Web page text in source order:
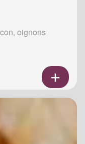
oignons